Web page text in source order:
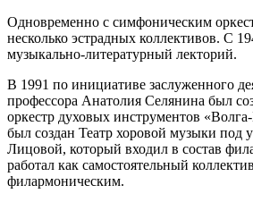
Одновременно с симфоническим
несколько эстрадных коллективов. С
музыкально-литературный лекторий.
В 1991 по инициативе заслуженного
профессора Анатолия Селянина был
оркестр духовых инструментов
был создан Театр хоровой музыки
Лицовой, который входил в состав
работал как самостоятельный
филармоническим.